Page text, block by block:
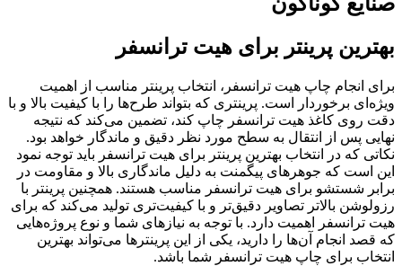
بهترین پرینتر برای هیت ترانسفر
برای انجام چاپ هیت ترانسفر، انتخاب پرینتر مناسب از اهمیت
ویژه‌ای برخوردار است. پرینتری که بتواند طرح‌ها را با کیفیت بالا و با
دقت روی کاغذ هیت ترانسفر چاپ کند، تضمین می‌کند که نتیجه
نهایی پس از انتقال به سطح مورد نظر دقیق و ماندگار خواهد بود.
نکاتی که در انتخاب بهترین پرینتر برای هیت ترانسفر باید توجه نمود
این است که جوهرهای پیگمنت به دلیل ماندگاری بالا و مقاومت در
برابر شستشو برای هیت ترانسفر مناسب هستند. همچنین پرینتر با
رزولوشن بالاتر تصاویر دقیق‌تر و با کیفیت‌تری تولید می‌کند که برای
هیت ترانسفر اهمیت دارد. با توجه به نیازهای شما و نوع پروژه‌هایی
که قصد انجام آن‌ها را دارید، یکی از این پرینترها می‌تواند بهترین
انتخاب برای چاپ هیت ترانسفر شما باشد.